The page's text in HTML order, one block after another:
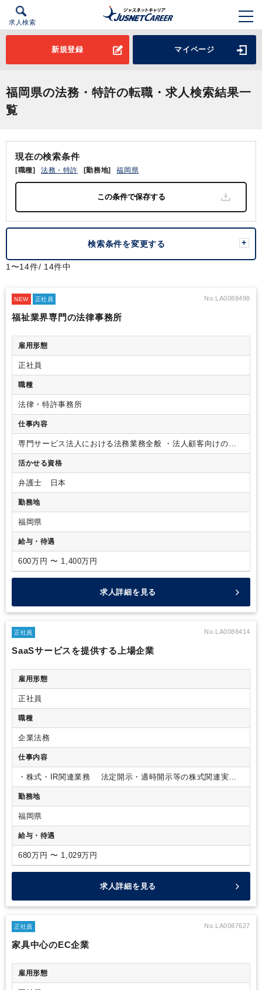
求人検索
新規登録 マイページ
福岡県の法務・特許の転職・求人検索結果一
覧
NEW 正社員 No.LA0088498
福祉業界専門の法律事務所
雇用形態
正社員
職種
法律・特許事務所
仕事内容
専門サービス法人における法務業務全般
・法人顧客向けの法
律相談・法務支援・人事労務問題への対応（労務相談、規程
整備、従業員トラブル対応等）
続支援
・不祥事・危機管理案件への対応
ュー、紛争対応
マーハラスメント案件への対応
相談・事業再生・清算案件のサポート
活かせる資格
弁護士 日本
勤務地
福岡県
給与・待遇
600万円 〜 1,400万円
求人詳細を見る
正社員 No.LA0088414
SaaSサービスを提供する上場企業
雇用形態
正社員
職種
企業法務
仕事内容
・株式・IR関連業務 法定開示・適時開示等の株式関連実務
株主総会の企画・運営全般株主からの問い合わせ対応、
機関投資家対応のロジスティクス構築
運営（現在はすべてオンライン開催）
運営取締役会や経営会議などの重要会議体の事務局業務
（スケジュール管理、資料とりまとめ、議事録作成等）
内稟議の管理運営および審査業務・組織・メンバーマネジメ
ントユニットメンバー（法務総務担当）の業務サポート
弁護士等の外部パートナーと連携した業務推進・その他調査
（効率化・自動化など）
勤務地
福岡県
給与・待遇
680万円 〜 1,029万円
求人詳細を見る
正社員 No.LA0087627
家具中心のEC企業
雇用形態
現在の検索条件
[職種] 法務・特許 [勤務地] 福岡県
検索条件を変更する
1〜14件/ 14件中